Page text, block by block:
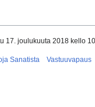
17. joulukuuta 2018 kello
Sanatista Vastuuvapaus